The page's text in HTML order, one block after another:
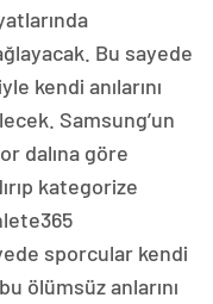
Bu sayede
kendi anılarını
Samsung’un
dalına göre
kategorize
sporcular kendi
ölümsüz anlarını